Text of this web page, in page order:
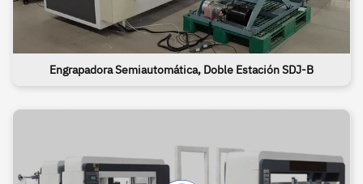
Engrapadora Semiautomática, Doble Estación SDJ-B